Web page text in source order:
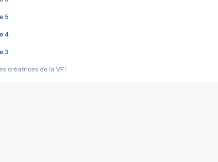
5
4
3
créatrices de la VF !